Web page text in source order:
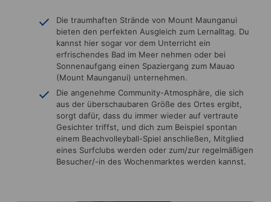
Die traumhaften Strände von Mount Maunganui
bieten den perfekten Ausgleich zum Lernalltag. Du
kannst hier sogar vor dem Unterricht ein
erfrischendes Bad im Meer nehmen oder bei
Sonnenaufgang einen Spaziergang zum Mauao
(Mount Maunganui) unternehmen.
Die angenehme Community-Atmosphäre, die sich
aus der überschaubaren Größe des Ortes ergibt,
sorgt dafür, dass du immer wieder auf vertraute
Gesichter triffst, und dich zum Beispiel spontan
einem Beachvolleyball-Spiel anschließen, Mitglied
eines Surfclubs werden oder zum/zur regelmäßigen
Besucher/-in des Wochenmarktes werden kannst.